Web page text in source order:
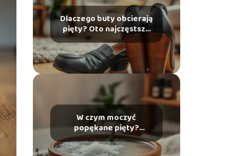
Dlaczego buty obcierają
pięty? Oto najczęstsze
przyczyny i rozwiązania
W czym moczyć
popękane pięty?
Skuteczne domowe
sposoby na ulgę